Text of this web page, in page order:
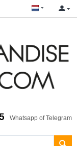
Whatsapp of Telegram